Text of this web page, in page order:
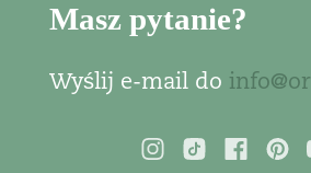
Masz pytanie?
Wyślij e-mail do